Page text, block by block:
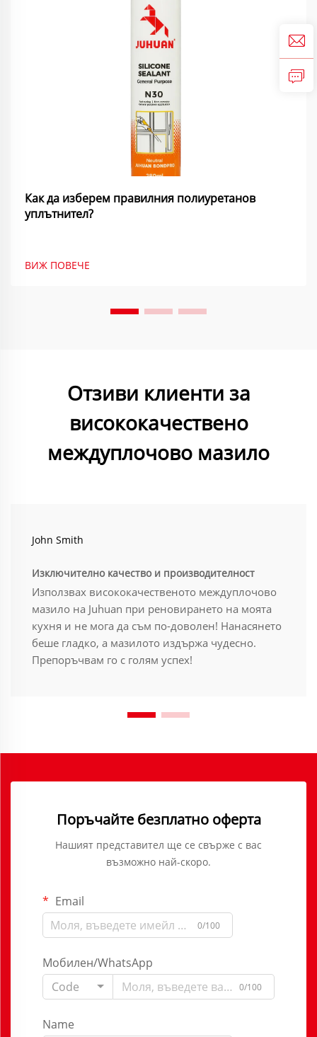
Как да изберем правилния полиуретанов
уплътнител?
ВИЖ ПОВЕЧЕ
Отзиви клиенти за
висококачествено
междуплочово мазило
John Smith
Изключително качество и производителност
Използвах висококачественото междуплочово
мазило на Juhuan при реновирането на моята
кухня и не мога да съм по-доволен! Нанасянето
беше гладко, а мазилото издържа чудесно.
Препоръчвам го с голям успех!
Поръчайте безплатно оферта
Нашият представител ще се свърже с вас
възможно най-скоро.
Email
0/100
Мобилен/WhatsApp
Code
0/100
Name